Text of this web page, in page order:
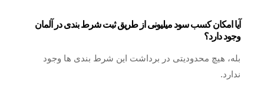
آیا امکان کسب سود میلیونی از طریق ثبت شرط بندی در آلمان
وجود دارد؟
بله، هیچ محدودیتی در برداشت این شرط بندی ها وجود
ندارد.